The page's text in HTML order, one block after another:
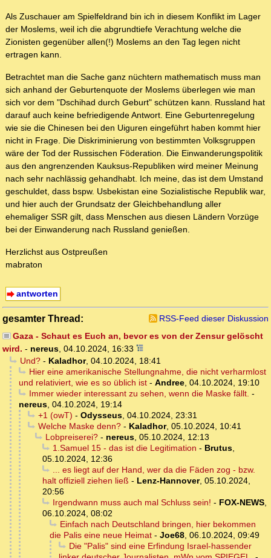
Als Zuschauer am Spielfeldrand bin ich in diesem Konflikt im Lager
der Moslems, weil ich die abgrundtiefe Verachtung welche die
Zionisten gegenüber allen(!) Moslems an den Tag legen nicht
ertragen kann.
Betrachtet man die Sache ganz nüchtern mathematisch muss man
sich anhand der Geburtenquote der Moslems überlegen wie man
sich vor dem "Dschihad durch Geburt" schützen kann. Russland hat
darauf auch keine befriedigende Antwort. Eine Geburtenregelung
wie sie die Chinesen bei den Uiguren eingeführt haben kommt hier
nicht in Frage. Die Diskriminierung von bestimmten Volksgruppen
wäre der Tod der Russischen Föderation. Die Einwanderungspolitik
aus den angrenzenden Kauksus-Republiken wird meiner Meinung
nach sehr nachlässig gehandhabt. Ich meine, das ist dem Umstand
geschuldet, dass bspw. Usbekistan eine Sozialistische Republik war,
und hier auch der Grundsatz der Gleichbehandlung aller
ehemaliger SSR gilt, dass Menschen aus diesen Ländern Vorzüge
bei der Einwanderung nach Russland genießen.
Herzlichst aus Ostpreußen
mabraton
antworten
gesamter Thread:
RSS-Feed dieser Diskussion
Gaza - Schaut es Euch an, bevor es von der Zensur gelöscht
wird. - nereus, 04.10.2024, 16:33
Und?- Kaladhor, 04.10.2024, 18:41
Hier eine amerikanische Stellungnahme, die nicht verharmlost
und relativiert, wie es so üblich ist - Andree, 04.10.2024, 19:10
Immer wieder interessant zu sehen, wenn die Maske fällt. -
nereus, 04.10.2024, 19:14
+1 (owT) - Odysseus, 04.10.2024, 23:31
Welche Maske denn?- Kaladhor, 05.10.2024, 10:41
Lobpreiserei?- nereus, 05.10.2024, 12:13
1.Samuel 15 - das ist die Legitimation - Brutus,
05.10.2024, 12:36
... es liegt auf der Hand, wer da die Fäden zog - bzw.
halt offiziell ziehen ließ - Lenz-Hannover, 05.10.2024,
20:56
Irgendwann muss auch mal Schluss sein! - FOX-NEWS,
06.10.2024, 08:02
Einfach nach Deutschland bringen, hier bekommen
die Palis eine neue Heimat - Joe68, 06.10.2024, 09:49
Die "Palis" sind eine Erfindung Israel-hassender